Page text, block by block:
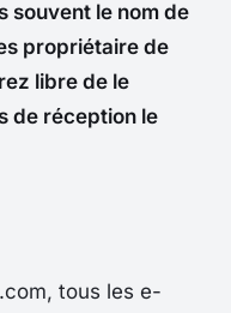
souvent le nom de
propriétaire de
libre de le
de réception le
tous les e-